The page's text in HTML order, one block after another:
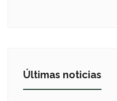
Últimas noticias